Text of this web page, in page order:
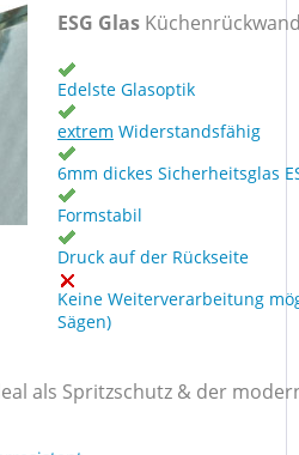
ESG Glas
Edelste Glasoptik
extrem Widerstandsfähig
6mm dickes Sicherheitsglas
Formstabil
Druck auf der Rückseite
Keine Weiterverarbeitung
Sägen)
als Spritzschutz & der